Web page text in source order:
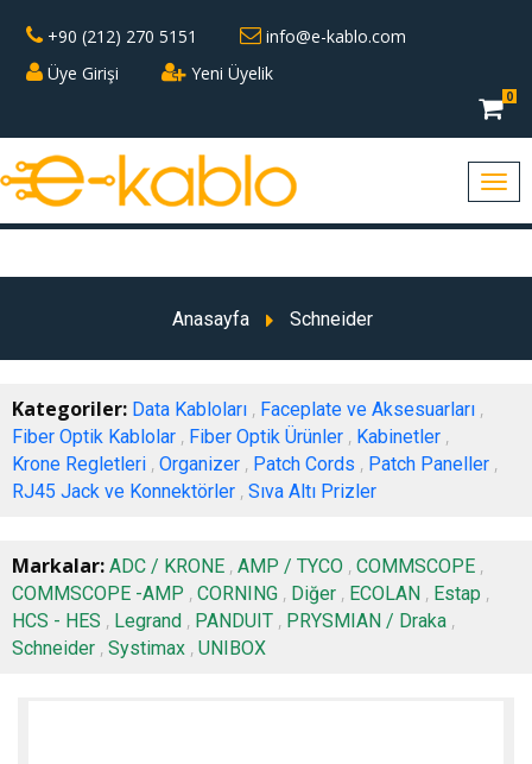
+90 (212) 270 5151
info@e-kablo.com
Üye Girişi
Yeni Üyelik
0
Anasayfa Schneider
Kategoriler: Data Kabloları , Faceplate ve Aksesuarları ,
Fiber Optik Kablolar , Fiber Optik Ürünler , Kabinetler ,
Krone Regletleri , Organizer , Patch Cords , Patch Paneller ,
RJ45 Jack ve Konnektörler , Sıva Altı Prizler
Markalar: ADC / KRONE , AMP / TYCO , COMMSCOPE ,
COMMSCOPE -AMP , CORNING , Diğer , ECOLAN , Estap ,
HCS - HES , Legrand , PANDUIT , PRYSMIAN / Draka ,
Schneider , Systimax , UNIBOX